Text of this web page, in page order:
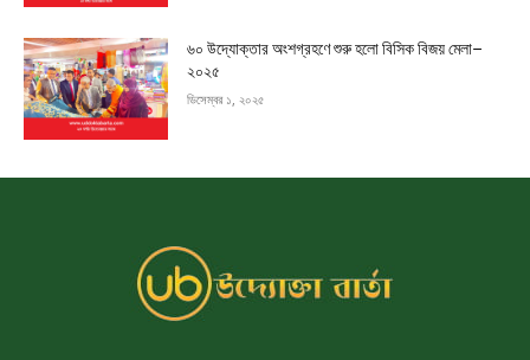
৬০ উদ্যোক্তার অংশগ্রহণে শুরু হলো বিসিক বিজয় মেলা–
২০২৫
ডিসেম্বর ১, ২০২৫